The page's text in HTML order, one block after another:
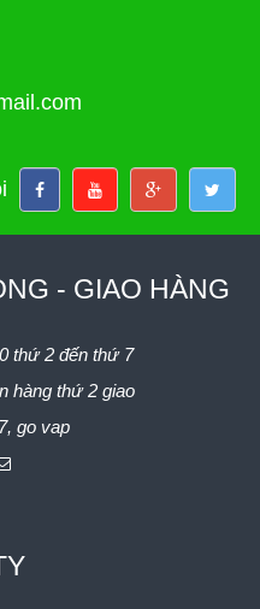
- GIAO HÀNG
thứ 2 đến thứ 7
thứ 2 giao
go vap